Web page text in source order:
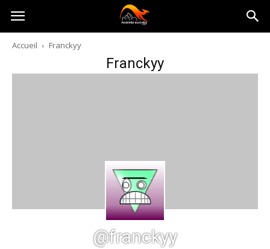
Australia-
australie.com
Accueil Franckyy
Franckyy
@franckyy